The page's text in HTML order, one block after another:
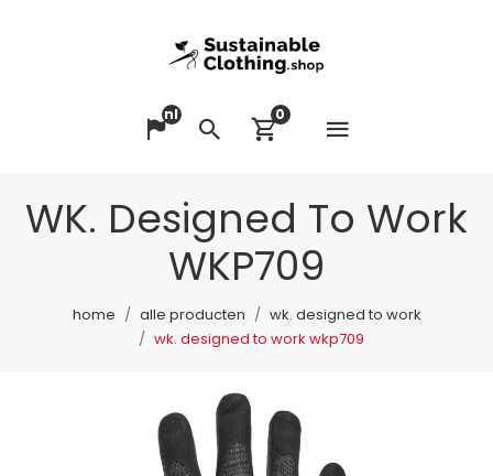
Taal veranderen
nl
ZoekenWinkelwagen
0
WK. Designed To Work
WKP709
home alle producten
wk. designed to work
wk. designed to work wkp709